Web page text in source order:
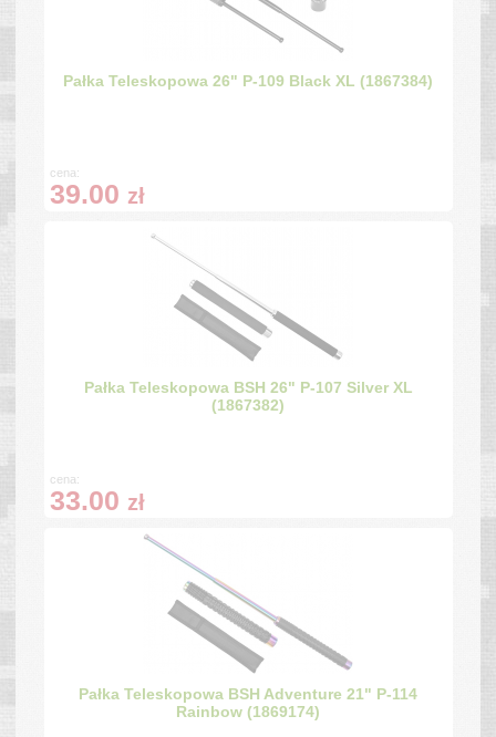
Pałka Teleskopowa 26" P-109 Black XL (1867384)
cena:
39.00 zł
Pałka Teleskopowa BSH 26" P-107 Silver XL
(1867382)
cena:
33.00 zł
Pałka Teleskopowa BSH Adventure 21" P-114
Rainbow (1869174)